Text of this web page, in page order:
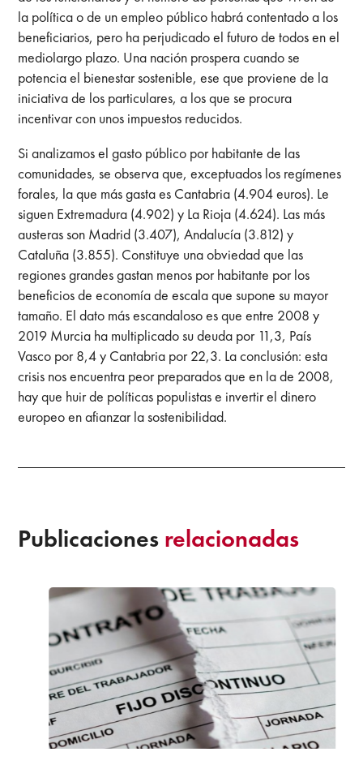
la política o de un empleo público habrá contentado a los
beneficiarios, pero ha perjudicado el futuro de todos en el
mediolargo plazo. Una nación prospera cuando se
potencia el bienestar sostenible, ese que proviene de la
iniciativa de los particulares, a los que se procura
incentivar con unos impuestos reducidos.
Si analizamos el gasto público por habitante de las
comunidades, se observa que, exceptuados los regímenes
forales, la que más gasta es Cantabria (4.904 euros). Le
siguen Extremadura (4.902) y La Rioja (4.624). Las más
austeras son Madrid (3.407), Andalucía (3.812) y
Cataluña (3.855). Constituye una obviedad que las
regiones grandes gastan menos por habitante por los
beneficios de economía de escala que supone su mayor
tamaño. El dato más escandaloso es que entre 2008 y
2019 Murcia ha multiplicado su deuda por 11,3, País
Vasco por 8,4 y Cantabria por 22,3. La conclusión: esta
crisis nos encuentra peor preparados que en la de 2008,
hay que huir de políticas populistas e invertir el dinero
europeo en afianzar la sostenibilidad.
Publicaciones relacionadas